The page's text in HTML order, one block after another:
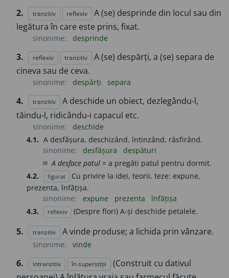
2. tranzitiv reflexiv
A (se) desprinde din locul sau din
legătura în care este prins, fixat.
sinonime: desprinde
3. reflexiv tranzitiv
A (se) despărți, a (se) separa de
cineva sau de ceva.
sinonime: despărți separa
4. tranzitiv
A deschide un obiect, dezlegându-l,
tăindu-l, ridicându-i capacul etc.
sinonime:
deschide
4.1. A desfășura, deschizând, întinzând, răsfirând.
sinonime:
desfășura despături
chat_bubble A desface patul = a pregăti patul pentru dormit.
4.2.
figurat
Cu privire la idei, teorii, teze: expune,
prezenta, înfățișa.
sinonime:
expune prezenta
înfățișa
4.3.
reflexiv (Despre flori) A-și deschide petalele.
5. tranzitiv A vinde produse; a lichida prin vânzare.
sinonime: vinde
6. intranzitiv în superstiții
(Construit cu dativul